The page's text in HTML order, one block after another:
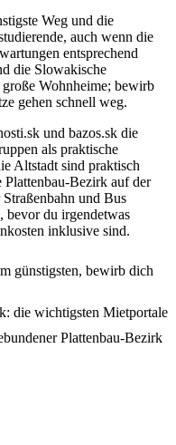
Weg und die
auch wenn die
entsprechend
die Slowakische
Wohnheime; bewirb
gehen schnell weg.
und bazos.sk die
als praktische
Altstadt sind praktisch
Plattenbau-Bezirk auf der
und Bus
bevor du irgendetwas
inklusive sind.
günstigsten, bewirb dich
die wichtigsten Mietportale
Plattenbau-Bezirk